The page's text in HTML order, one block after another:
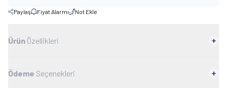
Paylaş Fiyat Alarmı Not Ekle
Ürün Özellikleri
Ödeme Seçenekleri